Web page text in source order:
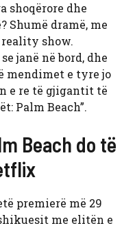
shoqërore dhe
Shumë dramë, me
reality show.
janë në bord, dhe
mendimet e tyre jo
e re të gjigantit të
Palm Beach”.
Beach do të
premierë më 29
me elitën e